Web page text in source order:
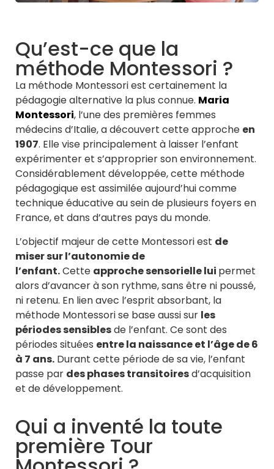
Qu’est-ce que la
méthode Montessori ?
La méthode Montessori est certainement la
pédagogie alternative la plus connue. Maria
Montessori, l’une des premières femmes
médecins d’Italie, a découvert cette approche en
1907. Elle vise principalement à laisser l’enfant
expérimenter et s’approprier son environnement.
Considérablement développée, cette méthode
pédagogique est assimilée aujourd’hui comme
technique éducative au sein de plusieurs foyers en
France, et dans d’autres pays du monde.
L’objectif majeur de cette Montessori est de
miser sur l’autonomie de
l’enfant.Cette approche sensorielle lui permet
alors d’avancer à son rythme, sans être ni poussé,
ni retenu. En lien avec l’esprit absorbant, la
méthode Montessori se base aussi sur les
périodes sensiblesde l’enfant. Ce sont des
périodes situées entre la naissance et l’âge de 6
à 7 ans. Durant cette période de sa vie, l’enfant
passe par des phases transitoiresd’acquisition
et de développement.
Qui a inventé la toute
première Tour